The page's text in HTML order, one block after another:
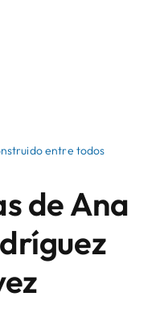
entre todos
de Ana